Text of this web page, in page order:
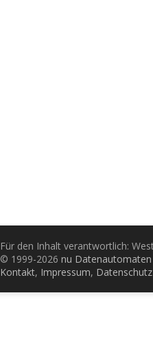
Für den Inhalt verantwortlich:
© 1999-2026 nu
Kontakt, Impressum, Datenschutz